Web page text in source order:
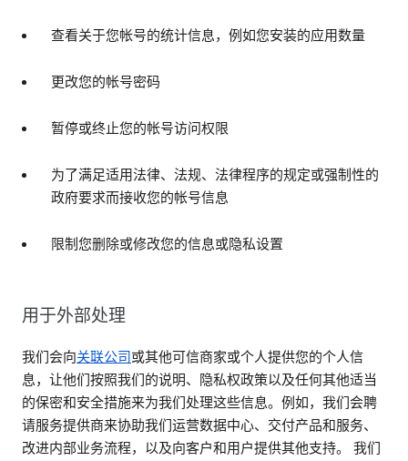
查看关于您帐号的统计信息，例如您安装的应用数量
更改您的帐号密码
暂停或终止您的帐号访问权限
为了满足适用法律、法规、法律程序的规定或强制性的
政府要求而接收您的帐号信息
限制您删除或修改您的信息或隐私设置
用于外部处理
我们会向关联公司 或其他可信商家或个人提供您的个人信
息，让他们按照我们的说明、隐私权政策以及任何其他适当
的保密和安全措施来为我们处理这些信息。例如，我们会聘
请服务提供商来协助我们运营数据中心、交付产品和服务、
改进内部业务流程，以及向客户和用户提供其他支持。 我们